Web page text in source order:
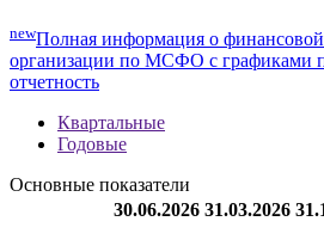
newПолная информация о финансовой
организации по МСФО с графиками
отчетность
Квартальные
Годовые
Основные показатели
30.06.2026 31.03.2026